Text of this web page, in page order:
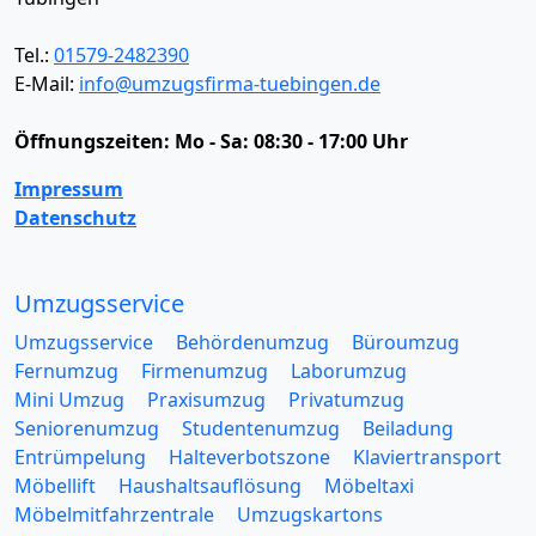
Tel.: 01579-2482390
E-Mail: info@umzugsfirma-tuebingen.de
Öffnungszeiten: Mo - Sa: 08:30 - 17:00 Uhr
Impressum
Datenschutz
Umzugsservice
Umzugsservice Behördenumzug
Büroumzug
Fernumzug
Firmenumzug
Laborumzug
Mini Umzug
Praxisumzug
Privatumzug
Seniorenumzug
Studentenumzug
Beiladung
Entrümpelung
Halteverbotszone
Klaviertransport
Möbellift
Haushaltsauflösung
Möbeltaxi
Möbelmitfahrzentrale
Umzugskartons